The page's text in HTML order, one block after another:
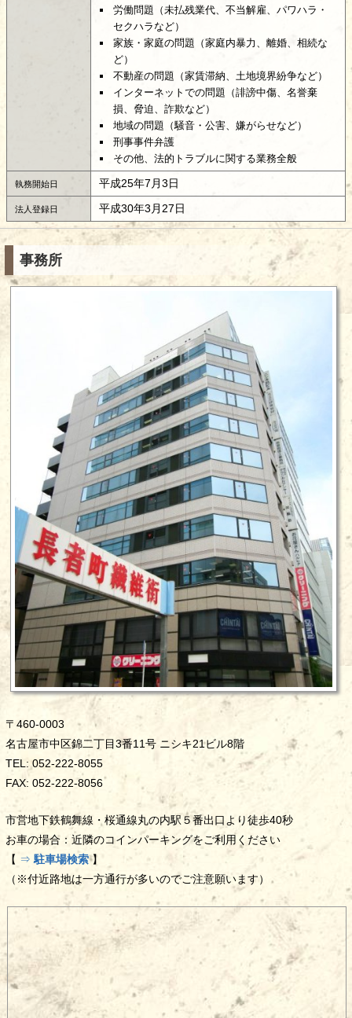
労働問題（未払残業代、不当解雇、パワハラ・
セクハラなど）
家族・家庭の問題（家庭内暴力、離婚、相続な
ど）
不動産の問題（家賃滞納、土地境界紛争など）
インターネットでの問題（誹謗中傷、名誉棄
損、脅迫、詐欺など）
地域の問題（騒音・公害、嫌がらせなど）
刑事事件弁護
その他、法的トラブルに関する業務全般
執務開始日 平成25年7月3日
法人登録日 平成30年3月27日
事務所
〒460-0003
名古屋市中区錦二丁目3番11号 ニシキ21ビル8階
TEL: 052-222-8055
FAX: 052-222-8056
市営地下鉄鶴舞線・桜通線丸の内駅５番出口より徒歩40秒
お車の場合：近隣のコインパーキングをご利用ください
【 ⇒ 駐車場検索】
（※付近路地は一方通行が多いのでご注意願います）